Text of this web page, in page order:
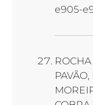
e905-